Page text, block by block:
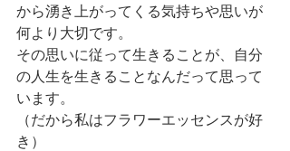
から湧き上がってくる気持ちや思いが
何より大切です。
その思いに従って生きることが、自分
の人生を生きることなんだって思って
います。
（だから私はフラワーエッセンスが好
き）